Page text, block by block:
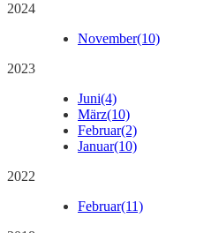
2024
November(10)
2023
Juni(4)
März(10)
Februar(2)
Januar(10)
2022
Februar(11)